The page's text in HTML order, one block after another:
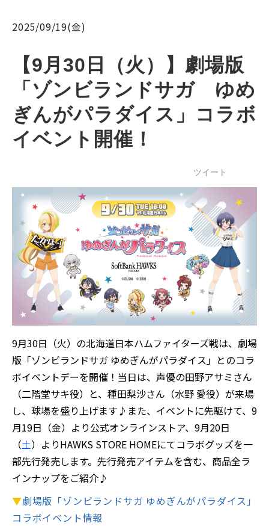
2025/09/19(金)
【9月30日（火）】劇場版
「ゾンビランドサガ　ゆめ
ぎんがパラダイス」コラボ
イベント開催！
ツイート
9月30日（火）の北海道日本ハムファイターズ戦は、劇場
版「ゾンビランドサガ ゆめぎんがパラダイス」とのコラ
ボイベントデーを開催！当日は、声優の田野アサミさん
（二階堂サキ役）と、種田梨沙さん（水野 愛役）が来場
し、球場を盛り上げます♪また、イベントに先駆けて、9
月19日（金）より公式オンラインストア、9月20日
（土）よりHAWKS STORE HOMEにてコラボグッズを一
部先行発売します。先行発売アイテムを含む、商品全ラ
インナップをご紹介♪
▼劇場版「ゾンビランドサガ ゆめぎんがパラダイス」
コラボイベント情報